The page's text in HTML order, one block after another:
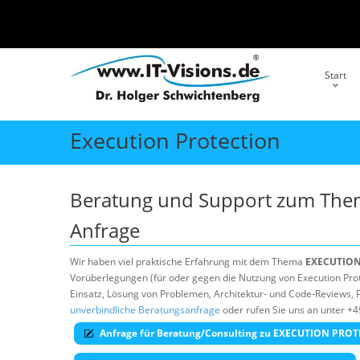
Start
Execution Protection
Beratung und Support zum
Anfrage
Wir haben viel praktische Erfahrung mit dem Thema
Vorüberlegungen (für oder gegen die Nutzung von Execution
Einsatz, Lösung von Problemen, Architektur- und Code-
unverbindliche Beratungsanfrage oder rufen Sie uns an unter
Anfrage für Beratung/Consulting zu EXECUTION